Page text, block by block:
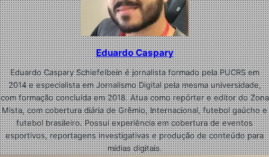
Eduardo Caspary
Eduardo Caspary Schiefelbein é jornalista formado pela PUCRS em
2014 e especialista em Jornalismo Digital pela mesma universidade,
com formação concluída em 2018. Atua como repórter e editor do Zona
Mista, com cobertura diária de Grêmio, Internacional, futebol gaúcho e
futebol brasileiro. Possui experiência em cobertura de eventos
esportivos, reportagens investigativas e produção de conteúdo para
mídias digitais.